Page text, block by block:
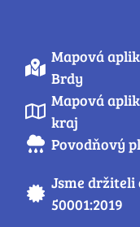
Mapová
Brdy
Mapová
kraj
Povodňový
Jsme držiteli
50001:2019